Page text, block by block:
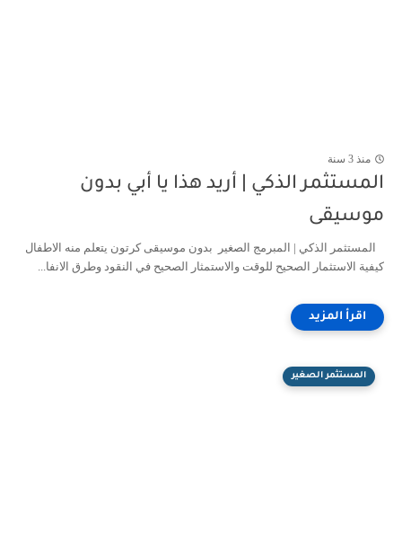
منذ 3 سنة
المستثمر الذكي | أريد هذا يا أبي بدون
موسيقى
المستثمر الذكي | المبرمج الصغير بدون موسيقى كرتون يتعلم منه الاطفال
كيفية الاستثمار الصحيح للوقت والاستمثار الصحيح في النقود وطرق الانفا...
المستثمر الصغير